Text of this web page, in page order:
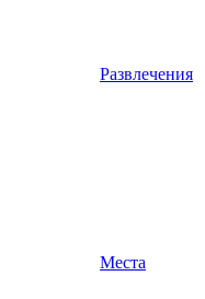
Развлечения
Места